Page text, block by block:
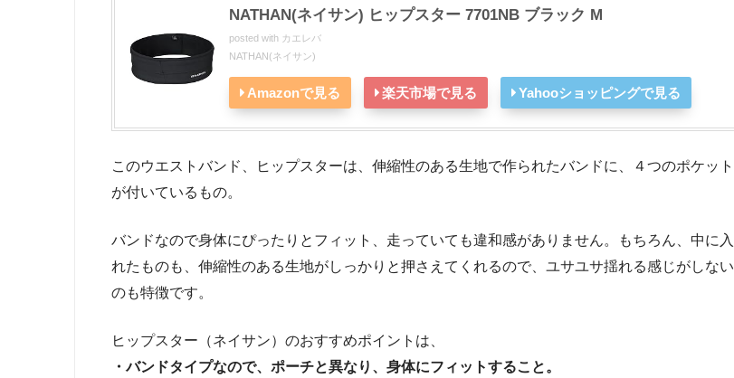
NATHAN(ネイサン) ヒップスター 7701NB ブラック M
posted with カエレバ
NATHAN(ネイサン)
Amazonで見る 楽天市場で見る Yahooショッピングで見る
このウエストバンド、ヒップスターは、伸縮性のある生地で作られたバンドに、４つのポケット
が付いているもの。
バンドなので身体にぴったりとフィット、走っていても違和感がありません。もちろん、中に入
れたものも、伸縮性のある生地がしっかりと押さえてくれるので、ユサユサ揺れる感じがしない
のも特徴です。
ヒップスター（ネイサン）のおすすめポイントは、
・バンドタイプなので、ポーチと異なり、身体にフィットすること。